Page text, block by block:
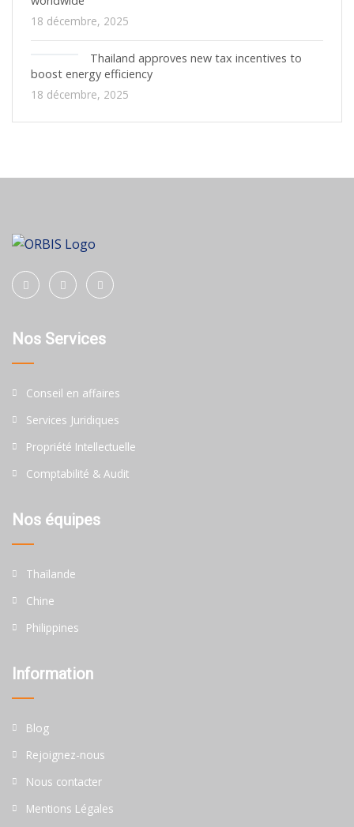
18 décembre, 2025
Thailand approves new tax incentives to
boost energy efficiency
18 décembre, 2025
Nos Services
Conseil en affaires
Services Juridiques
Propriété Intellectuelle
Comptabilité & Audit
Nos équipes
Thaïlande
Chine
Philippines
Information
Blog
Rejoignez-nous
Nous contacter
Mentions Légales